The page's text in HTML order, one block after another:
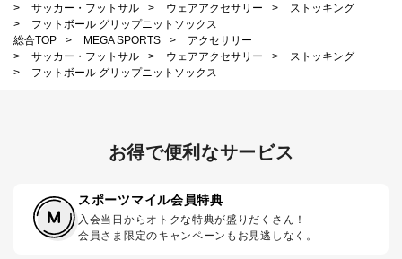
>
サッカー・フットサル > ウェアアクセサリー >
ストッキング
>
フットボール グリップニットソックス
総合TOP
> MEGA SPORTS >
アクセサリー
>
サッカー・フットサル > ウェアアクセサリー >
ストッキング
>
フットボール グリップニットソックス
お得で便利なサービス
スポーツマイル会員特典
入会当日からオトクな特典が盛りだくさん！
会員さま限定のキャンペーンもお見逃しなく。